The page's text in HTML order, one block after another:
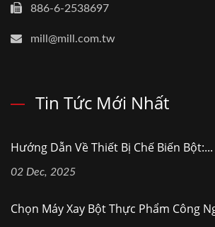
886-6-2538697
mill@mill.com.tw
Tin Tức Mới Nhất
Hướng Dẫn Về Thiết Bị Chế Biến Bột:...
02 Dec, 2025
Chọn Máy Xay Bột Thực Phẩm Công